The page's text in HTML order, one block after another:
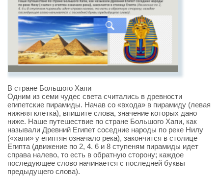
В стране Большого Хапи
Одним из семи чудес света считались в древности
египетские пирамиды. Начав со «входа» в пирамиду (левая
нижняя клетка), впишите слова, значение которых дано
ниже. Наше путешествие по стране Большого Хапи, как
называли Древний Египет соседние народы по реке Нилу
(«хапи» у египтян означало река), закончится в столице
Египта (движение по 2, 4. 6 и 8 ступеням пирамиды идет
справа налево, то есть в обратную сторону; каждое
последующее слово начинается с последней буквы
предыдущего слова).